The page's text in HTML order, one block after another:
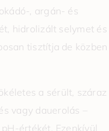
, argán- és
hidrolizált selymet és
tisztítja de közben
a sérült, száraz
vagy dauerolás –
értékét. Ezenkívül